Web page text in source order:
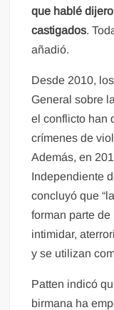
que hablé
castigados.
añadió.
Desde 2010,
General sobre
el conflicto han
crímenes de
Además, en
Independiente
concluyó que
forman parte
intimidar,
y se utilizan
Patten indicó
birmana ha